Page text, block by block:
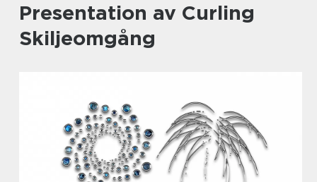
Presentation av Curling
Skiljeomgång